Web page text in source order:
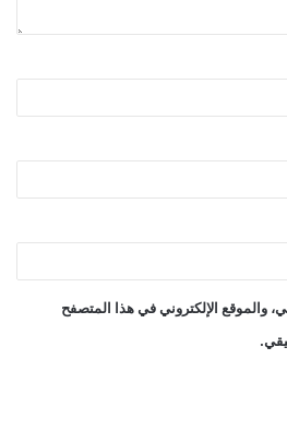
والموقع الإلكتروني في هذا المتصفح